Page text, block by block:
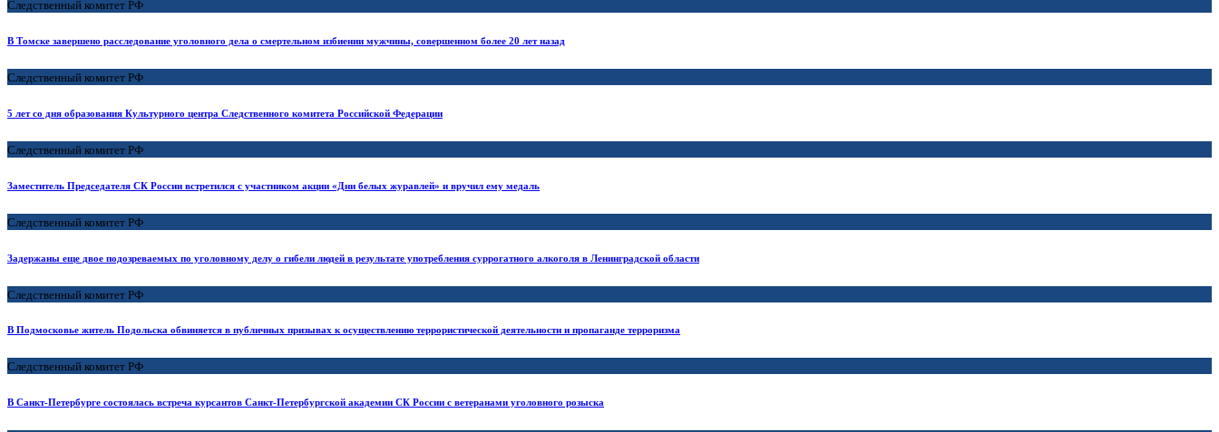
Следственный комитет РФ
В Томске завершено расследование уголовного дела о смертельном избиении мужчины, совершенном более 20 лет назад
Следственный комитет РФ
5 лет со дня образования Культурного центра Следственного комитета Российской Федерации
Следственный комитет РФ
Заместитель Председателя СК России встретился с участником акции «Дни белых журавлей» и вручил ему медаль
Следственный комитет РФ
Задержаны еще двое подозреваемых по уголовному делу о гибели людей в результате употребления суррогатного алкоголя в Ленинградской области
Следственный комитет РФ
В Подмосковье житель Подольска обвиняется в публичных призывах к осуществлению террористической деятельности и пропаганде терроризма
Следственный комитет РФ
В Санкт-Петербурге состоялась встреча курсантов Санкт-Петербургской академии СК России с ветеранами уголовного розыска